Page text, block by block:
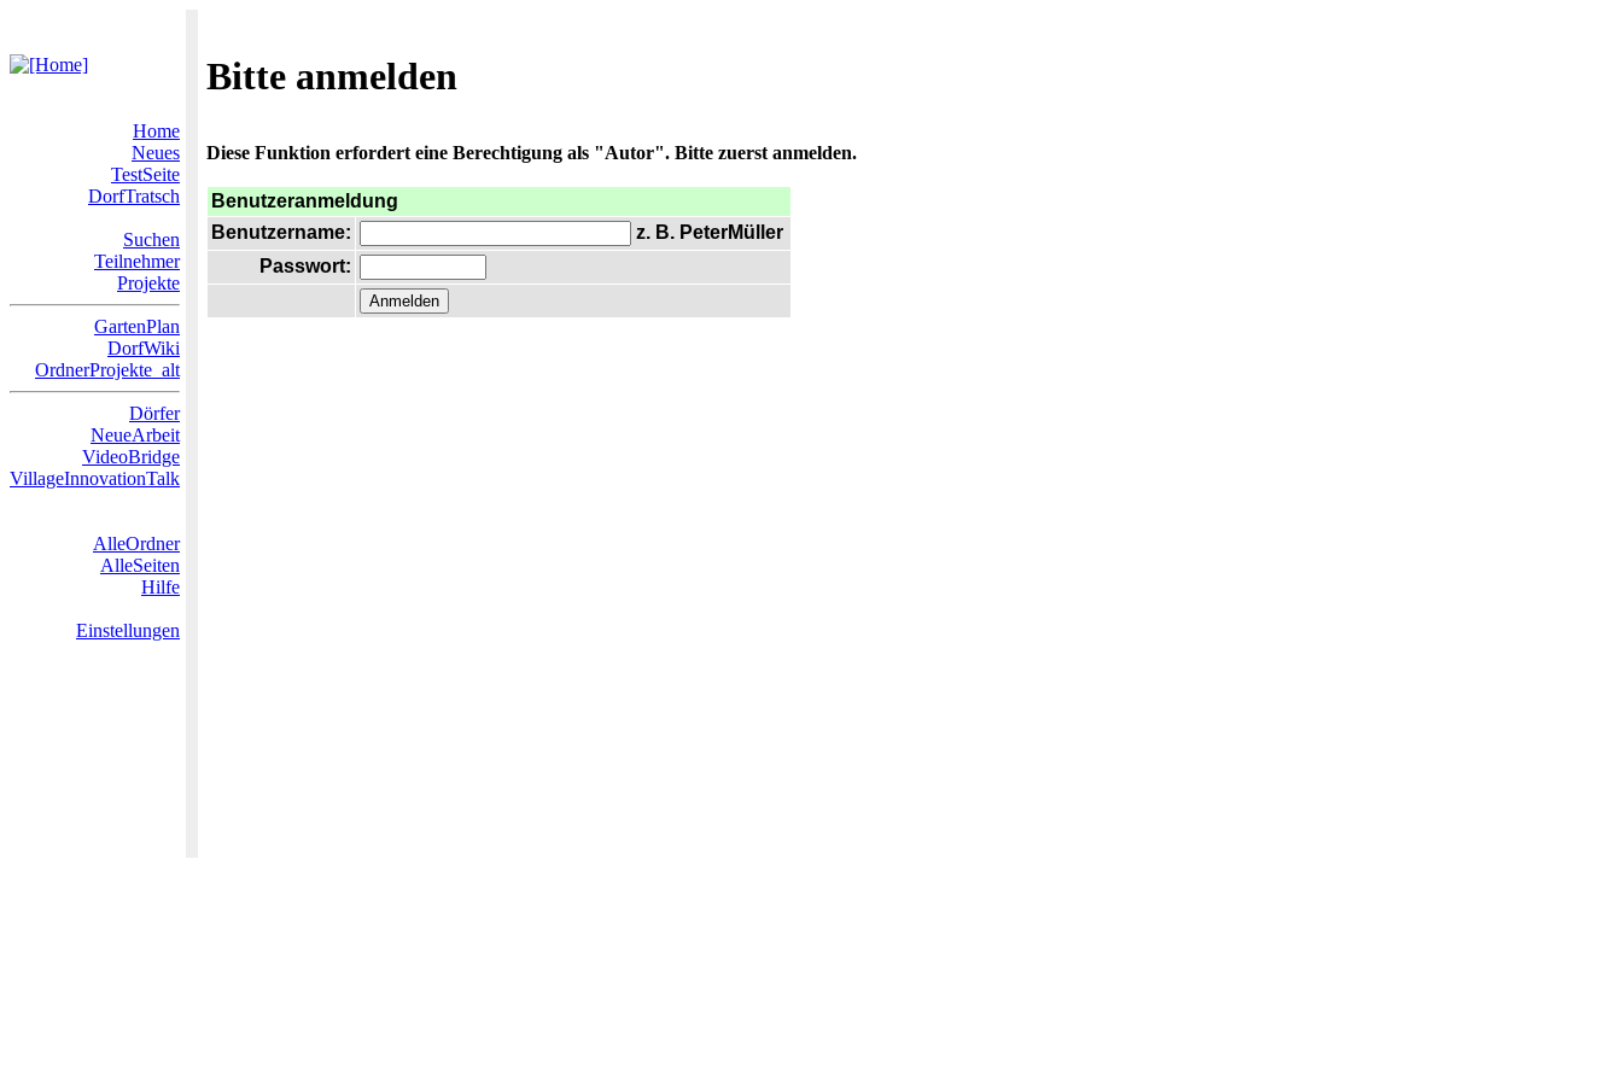
Bitte anmelden
Home
Neues
TestSeite
DorfTratsch
Suchen
Teilnehmer
Projekte
GartenPlan
DorfWiki
OrdnerProjekte_alt
Dörfer
NeueArbeit
VideoBridge
VillageInnovationTalk
AlleOrdner
AlleSeiten
Hilfe
Einstellungen
Diese Funktion erfordert eine Berechtigung als "Autor". Bitte zuerst anmelden.
Benutzeranmeldung
Benutzername:
z. B. PeterMüller
Passwort: